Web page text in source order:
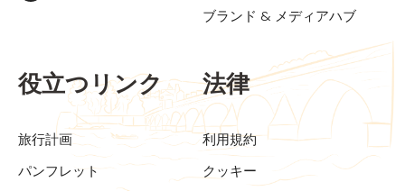
ブランド & メディアハブ
役立つリンク
旅行計画
パンフレット
法律
利用規約
クッキー